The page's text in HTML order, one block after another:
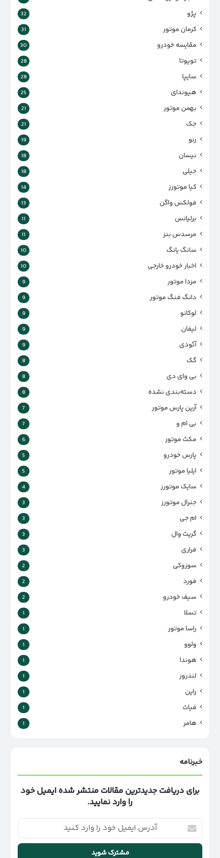
پژو 32
کرمان موتور 31
مقایسه خودرو 30
تویوتا 28
سایپا 28
هیوندای 25
بهمن موتور 21
جک 21
رنو 19
نیسان 18
جیلی 18
کیا موتورز 14
فولکس واگن 13
برلیانس 11
مرسدس بنز 11
سانگ یانگ 10
اخبار خودرو خارجی 10
مزدا موتور 9
دانگ فنگ موتور 9
لوکانو 9
لیفان 9
آئودی 9
گک 8
بی وای دی 8
دسته‌بندی نشده 8
آرین پارس موتور 7
بی ام و 7
مکث موتور 6
پارس‌ خودرو 5
ایلیا موتور 5
سایک موتورز 4
جنرال موتورز 3
ام جی 3
گریت وال 3
فراری 3
سوزوکی 2
فورد 2
سیف خودرو 2
تسلا 1
راسا موتور 1
ولوو 1
هوندا 1
لندرور 1
راین 1
فیات 1
هامر 1
خبرنامه
برای دریافت جدیدترین مقالات منتشر شده ایمیل خود
را وارد نمایید.
آدرس
ایمیل
خود